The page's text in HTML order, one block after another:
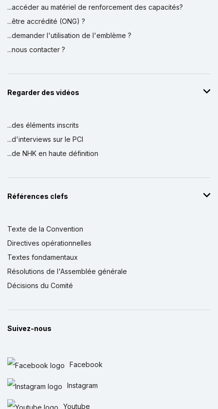
...accéder au matériel de renforcement des capacités?
...être accrédité (ONG) ?
...demander l'utilisation de l'emblème ?
...nous contacter ?
Regarder des vidéos
...des éléments inscrits
...d'interviews sur le PCI
...de NHK en haute définition
Références clefs
Texte de la Convention
Directives opérationnelles
Textes fondamentaux
Résolutions de l'Assemblée générale
Décisions du Comité
Suivez-nous
Facebook
Instagram
Youtube